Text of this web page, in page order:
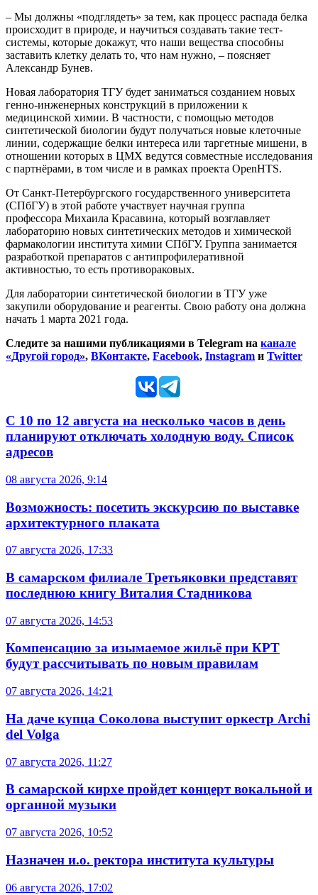
– Мы должны «подглядеть» за тем, как процесс распада белка
происходит в природе, и научиться создавать такие тест-
системы, которые докажут, что наши вещества способны
заставить клетку делать то, что нам нужно, – поясняет
Александр Бунев.
Новая лаборатория ТГУ будет заниматься созданием новых
генно-инженерных конструкций в приложении к
медицинской химии. В частности, с помощью методов
синтетической биологии будут получаться новые клеточные
линии, содержащие белки интереса или таргетные мишени, в
отношении которых в ЦМХ ведутся совместные исследования
с партнёрами, в том числе и в рамках проекта OpenHTS.
От Санкт-Петербургского государственного университета
(СПбГУ) в этой работе участвует научная группа
профессора Михаила Красавина, который возглавляет
лабораторию новых синтетических методов и химической
фармакологии института химии СПбГУ. Группа занимается
разработкой препаратов с антипрофилеративной
активностью, то есть противораковых.
Для лаборатории синтетической биологии в ТГУ уже
закупили оборудование и реагенты. Свою работу она должна
начать 1 марта 2021 года.
Следите за нашими публикациями в Telegram на канале
«Другой город», ВКонтакте, Facebook, Instagram и Twitter
С 10 по 12 августа на несколько часов в день
планируют отключать холодную воду. Список
адресов
08 августа 2026, 9:14
Возможность: посетить экскурсию по выставке
архитектурного плаката
07 августа 2026, 17:33
В самарском филиале Третьяковки представят
последнюю книгу Виталия Стадникова
07 августа 2026, 14:53
Компенсацию за изымаемое жильё при КРТ
будут рассчитывать по новым правилам
07 августа 2026, 14:21
На даче купца Соколова выступит оркестр Archi
del Volga
07 августа 2026, 11:27
В самарской кирхе пройдет концерт вокальной и
органной музыки
07 августа 2026, 10:52
Назначен и.о. ректора института культуры
06 августа 2026, 17:02